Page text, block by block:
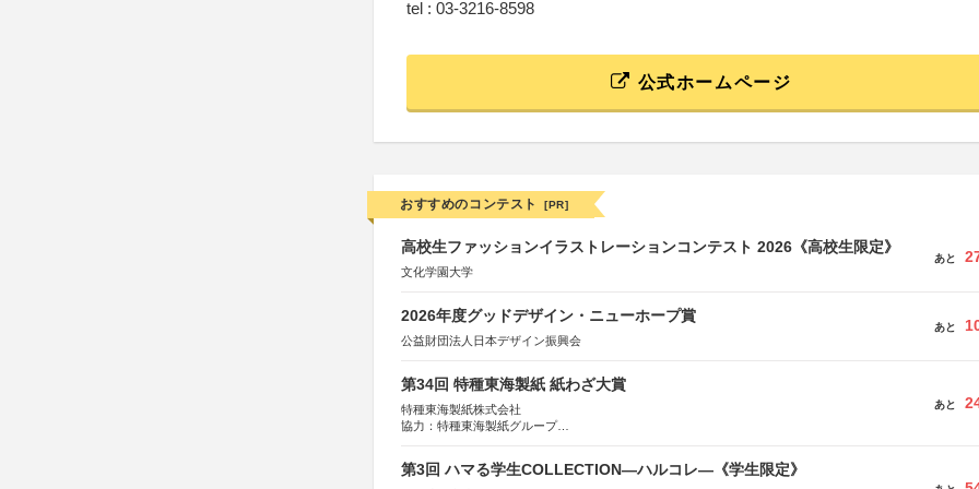
tel : 03-3216-8598
公式ホームページ
おすすめのコンテスト [PR]
高校生ファッションイラストレーションコンテスト 2026《高校生限定》
文化学園大学
あと
2026年度グッドデザイン・ニューホープ賞
公益財団法人日本デザイン振興会
あと
第34回 特種東海製紙 紙わざ大賞
特種東海製紙株式会社
協力：特種東海製紙グループ
あと
第3回 ハマる学生COLLECTION―ハルコレ―《学生限定》